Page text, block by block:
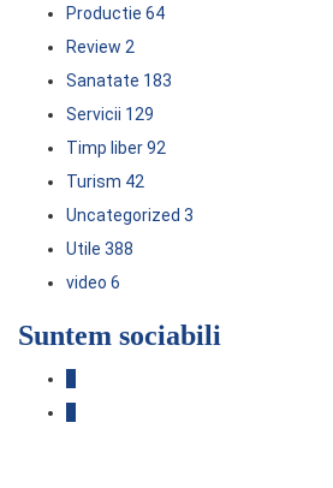
Productie 64
Review 2
Sanatate 183
Servicii 129
Timp liber92
Turism 42
Uncategorized 3
Utile 388
video 6
Suntem sociabili